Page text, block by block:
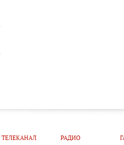
ТЕЛЕКАНАЛ
РАДИО